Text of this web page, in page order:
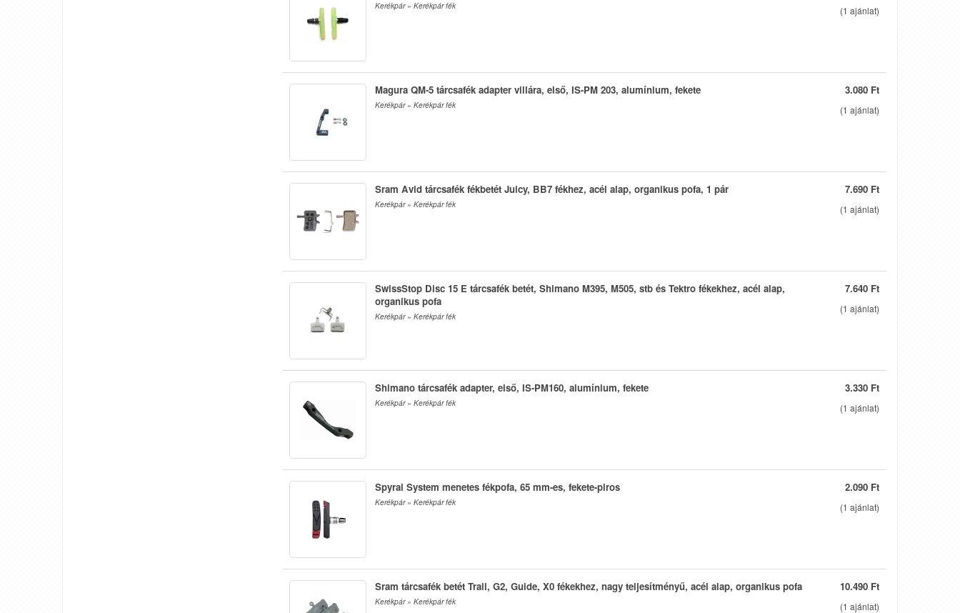
(1 ajánlat)
Kerékpár » Kerékpár fék
3.080 Ft
(1 ajánlat)
Magura QM-5 tárcsafék adapter villára, első, IS-PM 203, alumínium, fekete
Kerékpár » Kerékpár fék
7.690 Ft
(1 ajánlat)
Sram Avid tárcsafék fékbetét Juicy, BB7 fékhez, acél alap, organikus pofa, 1 pár
Kerékpár » Kerékpár fék
7.640 Ft
(1 ajánlat)
SwissStop Disc 15 E tárcsafék betét, Shimano M395, M505, stb és Tektro fékekhez, acél alap,
organikus pofa
Kerékpár » Kerékpár fék
3.330 Ft
(1 ajánlat)
Shimano tárcsafék adapter, első, IS-PM160, alumínium, fekete
Kerékpár » Kerékpár fék
2.090 Ft
(1 ajánlat)
Spyral System menetes fékpofa, 65 mm-es, fekete-piros
Kerékpár » Kerékpár fék
10.490 Ft
(1 ajánlat)
Sram tárcsafék betét Trail, G2, Guide, X0 fékekhez, nagy teljesítményű, acél alap, organikus pofa
Kerékpár » Kerékpár fék